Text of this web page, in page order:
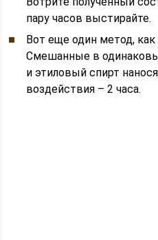
пару часов выстирайте.
Вот еще один метод, как
Смешанные в
и этиловый спирт
воздействия – 2 часа.